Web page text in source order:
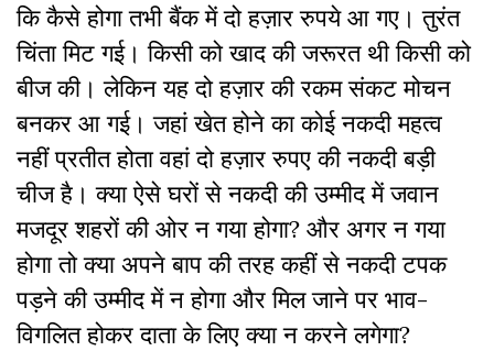
कि कैसे होगा तभी बैंक में दो हज़ार रुपये आ गए। तुरंत
चिंता मिट गई। किसी को खाद की जरूरत थी किसी को
बीज की। लेकिन यह दो हज़ार की रकम संकट मोचन
बनकर आ गई। जहां खेत होने का कोई नकदी महत्व
नहीं प्रतीत होता वहां दो हज़ार रुपए की नकदी बड़ी
चीज है। क्या ऐसे घरों से नकदी की उम्मीद में जवान
मजदूर शहरों की ओर न गया होगा? और अगर न गया
होगा तो क्या अपने बाप की तरह कहीं से नकदी टपक
पड़ने की उम्मीद में न होगा और मिल जाने पर भाव-
विगलित होकर दाता के लिए क्या न करने लगेगा?